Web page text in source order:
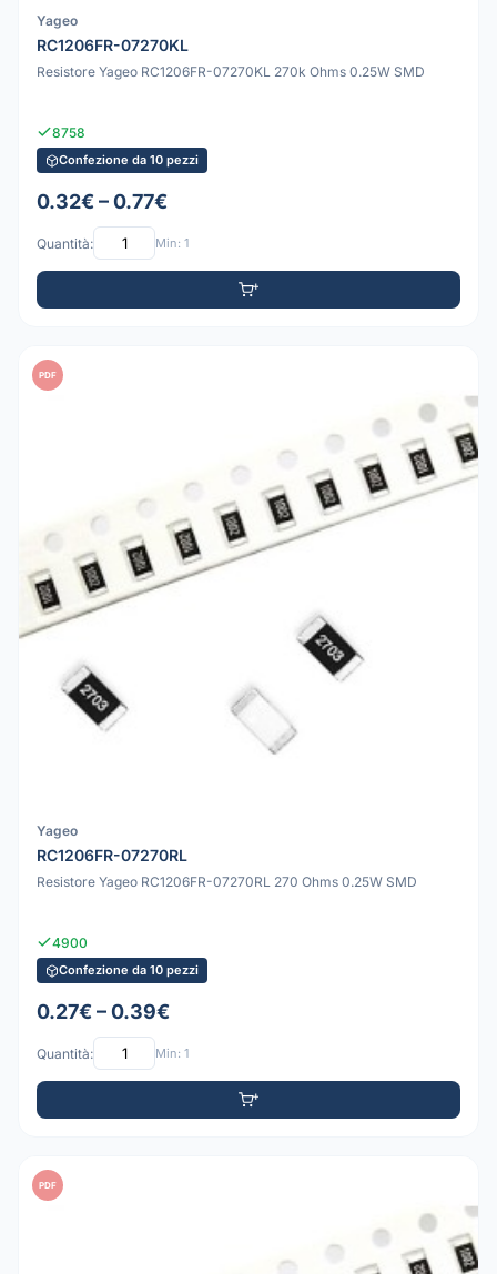
Yageo
RC1206FR-07270KL
Resistore Yageo RC1206FR-07270KL 270k Ohms 0.25W SMD
8758
Confezione da 10 pezzi
0.32€ – 0.77€
Quantità: Min: 1
PDF
Yageo
RC1206FR-07270RL
Resistore Yageo RC1206FR-07270RL 270 Ohms 0.25W SMD
4900
Confezione da 10 pezzi
0.27€ – 0.39€
Quantità: Min: 1
PDF